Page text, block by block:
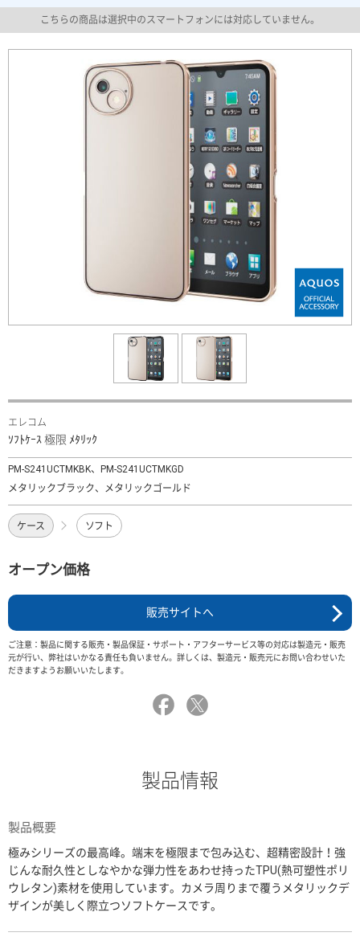
こちらの商品は選択中のスマートフォンには対応していません。
エレコム
ｿﾌﾄｹｰｽ 極限 ﾒﾀﾘｯｸ
PM-S241UCTMKBK、PM-S241UCTMKGD
メタリックブラック、メタリックゴールド
ケース ソフト
オープン価格
販売サイトへ
ご注意：製品に関する販売・製品保証・サポート・アフターサービス等の対応は製造元・販売
元が行い、弊社はいかなる責任も負いません。詳しくは、製造元・販売元にお問い合わせいた
だきますようお願いいたします。
製品情報
製品概要
極みシリーズの最高峰。端末を極限まで包み込む、超精密設計！強
じんな耐久性としなやかな弾力性をあわせ持ったTPU(熱可塑性ポリ
ウレタン)素材を使用しています。カメラ周りまで覆うメタリックデ
ザインが美しく際立つソフトケースです。